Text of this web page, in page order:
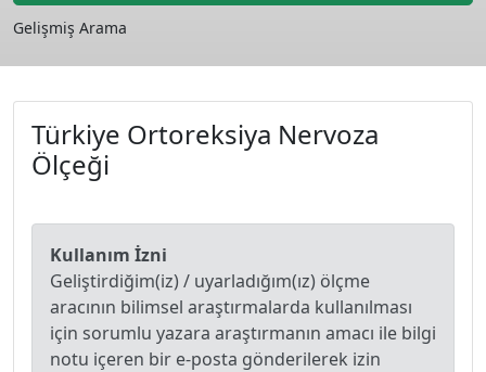
Gelişmiş Arama
Türkiye Ortoreksiya Nervoza
Ölçeği
Kullanım İzni
Geliştirdiğim(iz) / uyarladığım(ız) ölçme
aracının bilimsel araştırmalarda kullanılması
için sorumlu yazara araştırmanın amacı ile bilgi
notu içeren bir e-posta gönderilerek izin